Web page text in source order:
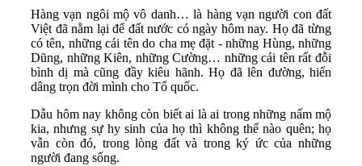
Hàng vạn ngôi mộ vô danh… là hàng vạn người con đất
Việt đã nằm lại để đất nước có ngày hôm nay. Họ đã từng
có tên, những cái tên do cha mẹ đặt - những Hùng, những
Dũng, những Kiên, những Cường… những cái tên rất đỗi
bình dị mà cũng đầy kiêu hãnh. Họ đã lên đường, hiến
dâng trọn đời mình cho Tổ quốc.
Dẫu hôm nay không còn biết ai là ai trong những nấm mộ
kia, nhưng sự hy sinh của họ thì không thể nào quên; họ
vẫn còn đó, trong lòng đất và trong ký ức của những
người đang sống.